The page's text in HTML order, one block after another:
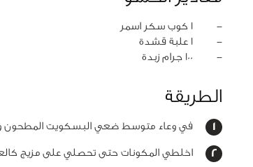
‏-
1 كوب سكر اسمر
‏-
1 علبة قشدة
‏-
100 جرام زبدة
الطريقة
في وعاء متوسط ضعي البسكويت المطحون
اخلطي المكونات حتى تحصلي على مزيج